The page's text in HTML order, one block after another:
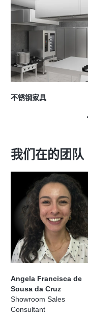
不锈钢家具
我们在的团队
Angela Francisca de
Sousa da Cruz
Showroom Sales
Consultant